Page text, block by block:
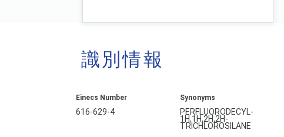
識別情報
Einecs Number
616-629-4
Synonyms
PERFLUORODECYL-
1H,1H,2H,2H-
TRICHLOROSILANE